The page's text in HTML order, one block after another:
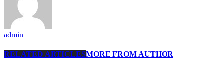
admin
RELATED ARTICLESMORE FROM AUTHOR